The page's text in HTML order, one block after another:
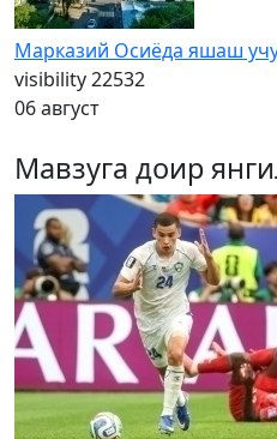
Марказий Осиёда яшаш
visibility22532
06 август
Мавзуга доир